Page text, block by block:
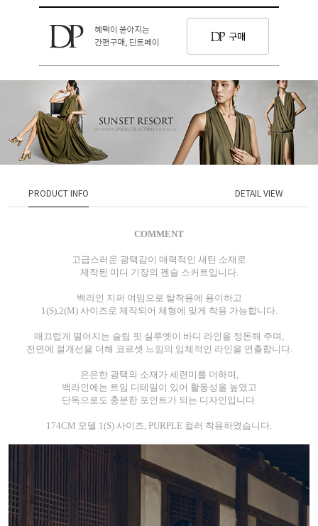
PRODUCT INFO DETAIL VIEW
COMMENT
고급스러운 광택감이 매력적인 새틴 소재로
제작된 미디 기장의 펜슬 스커트입니다.
백라인 지퍼 여밈으로 탈착용에 용이하고
1(S),2(M) 사이즈로 제작되어 체형에 맞게 착용 가능합니다.
매끄럽게 떨어지는 슬림 핏 실루엣이 바디 라인을 정돈해 주며,
전면에 절개선을 더해 코르셋 느낌의 입체적인 라인을 연출합니다.
은은한 광택의 소재가 세련미를 더하며,
백라인에는 트임 디테일이 있어 활동성을 높였고
단독으로도 충분한 포인트가 되는 디자인입니다.
174CM 모델 1(S) 사이즈, PURPLE 컬러 착용하였습니다.